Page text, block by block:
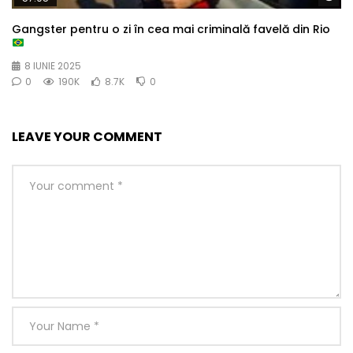
Gangster pentru o zi în cea mai criminală favelă din Rio
8 IUNIE 2025
0
190K 8.7K 0
LEAVE YOUR COMMENT